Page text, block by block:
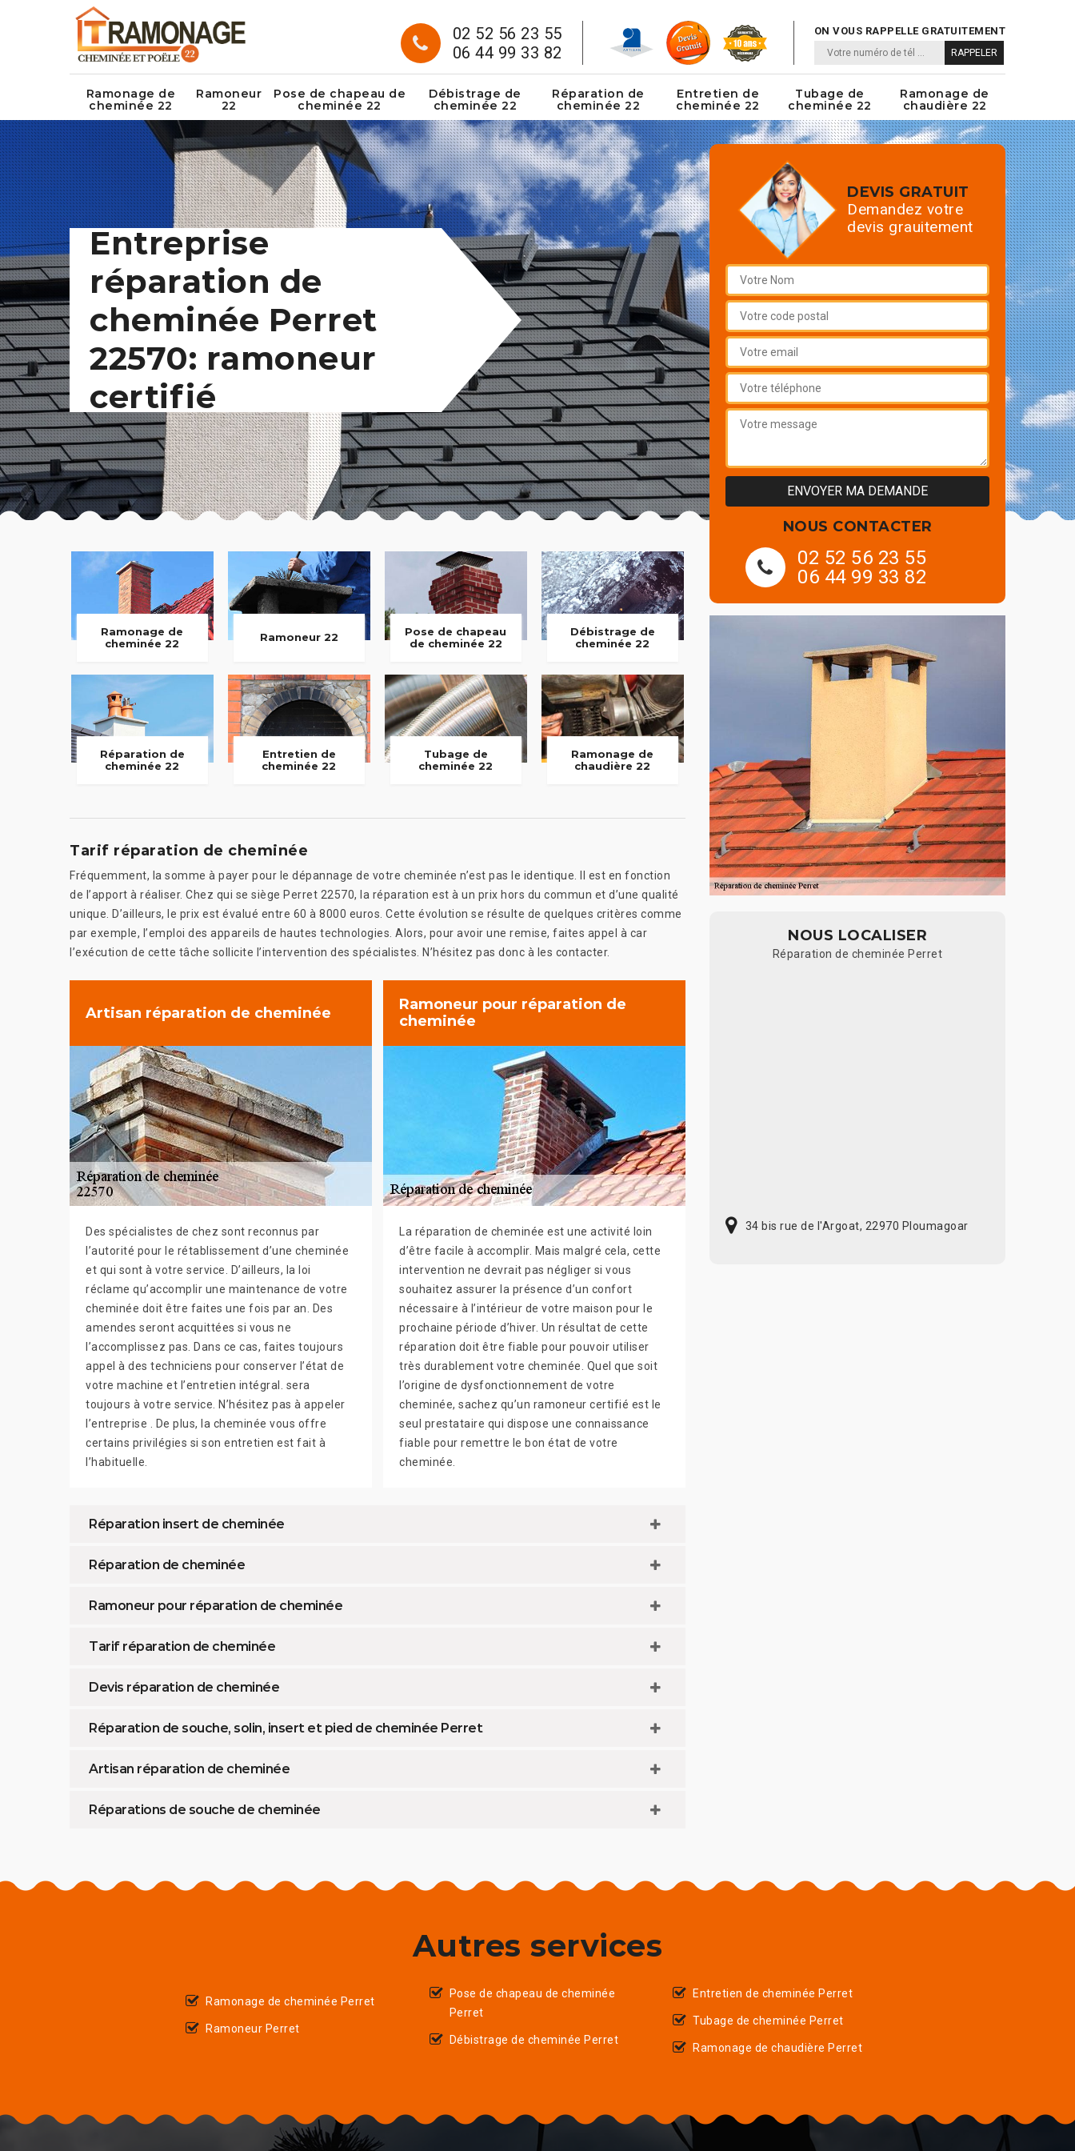
02 52 56 23 55
06 44 99 33 82
ON VOUS RAPPELLE GRATUITEMENT
Ramonage de
cheminée 22
Ramoneur
22
Pose de chapeau de
cheminée 22
Débistrage de
cheminée 22
Réparation de
cheminée 22
Entretien de
cheminée 22
Tubage de
cheminée 22
Ramonage de
chaudière 22
Entreprise
réparation de
cheminée Perret
22570: ramoneur
certifié
Ramonage de
cheminée 22
Ramoneur 22
Pose de chapeau
de cheminée 22
Débistrage de
cheminée 22
Réparation de
cheminée 22
Entretien de
cheminée 22
Tubage de
cheminée 22
Ramonage de
chaudière 22
Tarif réparation de cheminée
Fréquemment, la somme à payer pour le dépannage de votre cheminée n’est pas le identique. Il est en fonction
de l’apport à réaliser. Chez qui se siège Perret 22570, la réparation est à un prix hors du commun et d’une qualité
unique. D’ailleurs, le prix est évalué entre 60 à 8000 euros. Cette évolution se résulte de quelques critères comme
par exemple, l’emploi des appareils de hautes technologies. Alors, pour avoir une remise, faites appel à car
l’exécution de cette tâche sollicite l’intervention des spécialistes. N’hésitez pas donc à les contacter.
Artisan réparation de cheminée
Des spécialistes de chez sont reconnus par
l’autorité pour le rétablissement d’une cheminée
et qui sont à votre service. D’ailleurs, la loi
réclame qu’accomplir une maintenance de votre
cheminée doit être faites une fois par an. Des
amendes seront acquittées si vous ne
l’accomplissez pas. Dans ce cas, faites toujours
appel à des techniciens pour conserver l’état de
votre machine et l’entretien intégral. sera
toujours à votre service. N’hésitez pas à appeler
l’entreprise . De plus, la cheminée vous offre
certains privilégies si son entretien est fait à
l’habituelle.
Ramoneur pour réparation de
cheminée
La réparation de cheminée est une activité loin
d’être facile à accomplir. Mais malgré cela, cette
intervention ne devrait pas négliger si vous
souhaitez assurer la présence d’un confort
nécessaire à l’intérieur de votre maison pour le
prochaine période d’hiver. Un résultat de cette
réparation doit être fiable pour pouvoir utiliser
très durablement votre cheminée. Quel que soit
l’origine de dysfonctionnement de votre
cheminée, sachez qu’un ramoneur certifié est le
seul prestataire qui dispose une connaissance
fiable pour remettre le bon état de votre
cheminée.
Réparation insert de cheminée
Réparation de cheminée
Ramoneur pour réparation de cheminée
Tarif réparation de cheminée
Devis réparation de cheminée
Réparation de souche, solin, insert et pied de cheminée Perret
Artisan réparation de cheminée
Réparations de souche de cheminée
DEVIS GRATUIT
Demandez votre
devis grauitement
NOUS CONTACTER
02 52 56 23 55
06 44 99 33 82
NOUS LOCALISER
Réparation de cheminée Perret
34 bis rue de l'Argoat, 22970 Ploumagoar
Autres services
Ramonage de cheminée Perret
Ramoneur Perret
Pose de chapeau de cheminée
Perret
Débistrage de cheminée Perret
Entretien de cheminée Perret
Tubage de cheminée Perret
Ramonage de chaudière Perret